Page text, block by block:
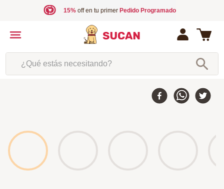
15%off en tu primer Pedido Programado
¿Qué estás necesitando?